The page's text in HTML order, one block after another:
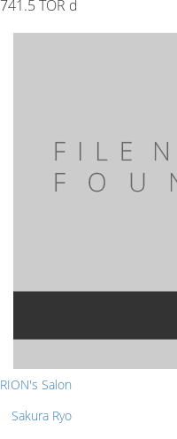
741.5 TOR d
RION's Salon
Sakura Ryo